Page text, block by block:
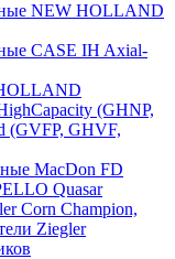
NEW HOLLAND
CASE IH Axial-
(GHNP,
(GVFP, GHVF,
MacDon FD
Quasar
Corn Champion,
Ziegler